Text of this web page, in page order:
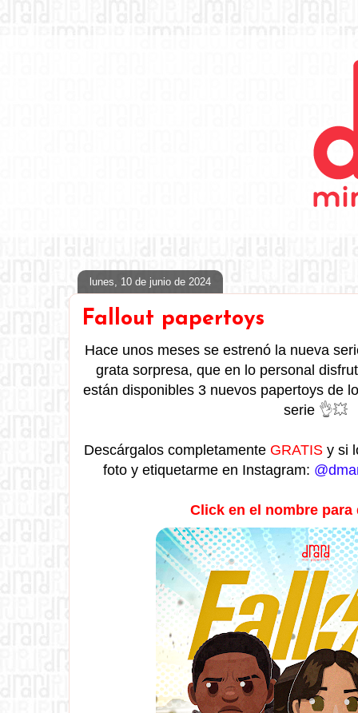
lunes, 10 de junio de 2024
Fallout papertoys
Hace unos meses se estrenó la nueva
grata sorpresa, que en lo personal
están disponibles 3 nuevos papertoys de
serie 👌💥
Descárgalos completamente GRATIS y si
foto y etiquetarme en Instagram:
Click en el nombre para